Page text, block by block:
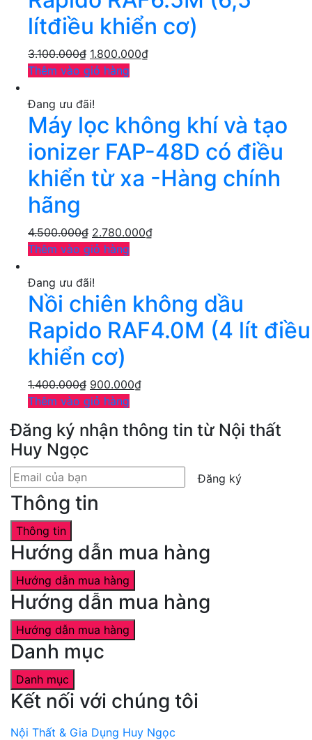
lítđiều khiển cơ)
3.100.000₫ 1.800.000₫
Thêm vào giỏ hàng
Đang ưu đãi!
Máy lọc không khí và tạo
ionizer FAP-48D có điều
khiển từ xa -Hàng chính
hãng
4.500.000₫ 2.780.000₫
Thêm vào giỏ hàng
Đang ưu đãi!
Nồi chiên không dầu
Rapido RAF4.0M (4 lít điều
khiển cơ)
1.400.000₫ 900.000₫
Thêm vào giỏ hàng
Đăng ký nhận thông tin từ Nội thất
Huy Ngọc
Đăng ký
Thông tin
Thông tin
Hướng dẫn mua hàng
Hướng dẫn mua hàng
Hướng dẫn mua hàng
Hướng dẫn mua hàng
Danh mục
Danh mục
Kết nối với chúng tôi
Nội Thất & Gia Dụng Huy Ngọc